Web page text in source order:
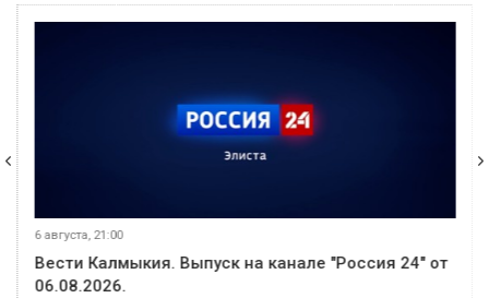
6 августа, 21:00
Вести Калмыкия. Выпуск на канале "Россия 24" от
06.08.2026.